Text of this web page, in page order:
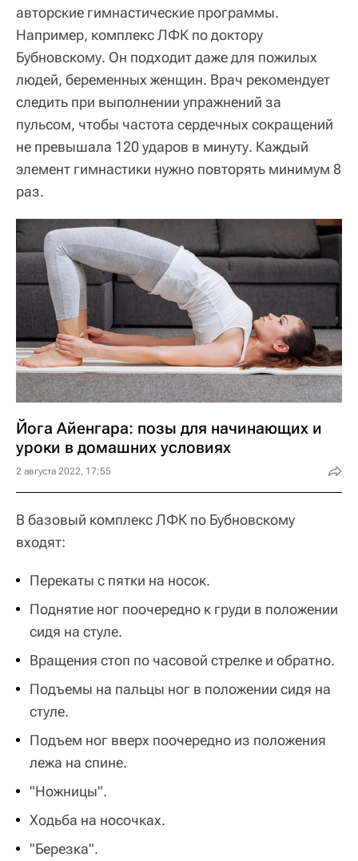
авторские гимнастические программы.
Например, комплекс ЛФК по доктору
Бубновскому. Он подходит даже для пожилых
людей, беременных женщин. Врач рекомендует
следить при выполнении упражнений за
пульсом, чтобы частота сердечных сокращений
не превышала 120 ударов в минуту. Каждый
элемент гимнастики нужно повторять минимум 8
раз.
Йога Айенгара: позы для начинающих и
уроки в домашних условиях
2 августа 2022, 17:55
В базовый комплекс ЛФК по Бубновскому
входят:
Перекаты с пятки на носок.
Поднятие ног поочередно к груди в положении
сидя на стуле.
Вращения стоп по часовой стрелке и обратно.
Подъемы на пальцы ног в положении сидя на
стуле.
Подъем ног вверх поочередно из положения
лежа на спине.
"Ножницы".
Ходьба на носочках.
"Березка".